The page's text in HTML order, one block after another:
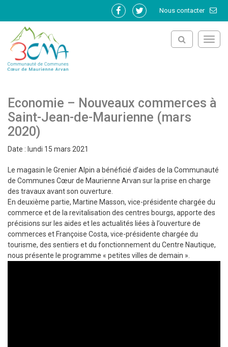
Nous contacter
Lien
Lien
Economie – Nouveaux commerces à
Saint-Jean-de-Maurienne (mars
2020)
Date : lundi 15 mars 2021
Le magasin le Grenier Alpin a bénéficié d’aides de la Communauté
de Communes Cœur de Maurienne Arvan sur la prise en charge
des travaux avant son ouverture.
En deuxième partie, Martine Masson, vice-présidente chargée du
commerce et de la revitalisation des centres bourgs, apporte des
précisions sur les aides et les actualités liées à l’ouverture de
commerces et Françoise Costa, vice-présidente chargée du
tourisme, des sentiers et du fonctionnement du Centre Nautique,
nous présente le programme « petites villes de demain ».